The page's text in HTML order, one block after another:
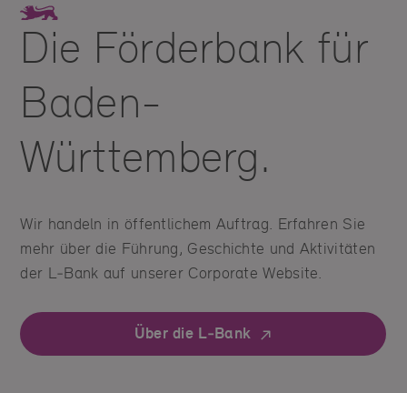
Die Förderbank für
Baden-
Württemberg.
Wir handeln in öffentlichem Auftrag. Erfahren Sie
mehr über die Führung, Geschichte und Aktivitäten
der L‑Bank auf unserer Corporate Website.
Über die L‑Bank